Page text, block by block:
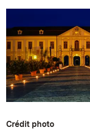
Crédit photo